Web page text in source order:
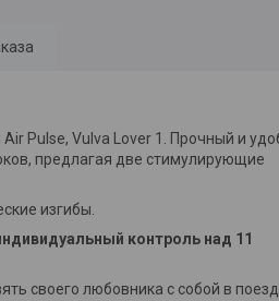
Pulse, Vulva Lover 1. Прочный и
предлагая две стимулирующие
изгибы.
контроль над 11
своего любовника с собой в